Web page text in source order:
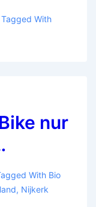
Tagged With
nur
With Bio
, Nijkerk